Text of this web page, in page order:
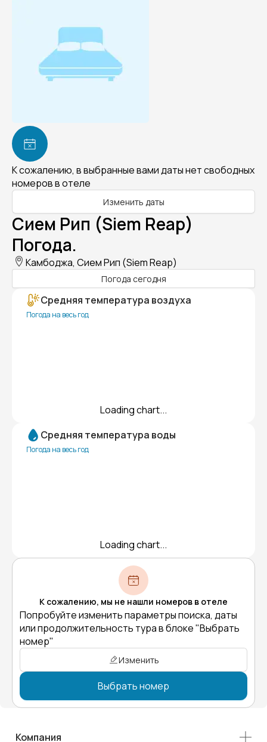
К сожалению, в выбранные вами даты нет свободных
номеров в отеле
Изменить даты
Сием Рип (Siem Reap)
Погода.
Камбоджа, Сием Рип (Siem Reap)
Погода сегодня
Средняя температура воздуха
Погода на весь год
Loading chart...
Средняя температура воды
Погода на весь год
Loading chart...
К сожалению, мы не нашли номеров в отеле
Попробуйте изменить параметры поиска, даты
или продолжительность тура в блоке "Выбрать
номер"
Изменить
Выбрать номер
Компания